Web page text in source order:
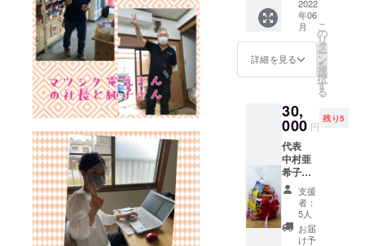
スト
カード
（PDF)
と通信
直近12
次、お
ひとり
おひと
りに大
切に
メール
でお送
りしま
す。 ひ
なた
ぼっこ
セッ
ト）＋
ひなた
ぼっこ
からの
感謝の
お手紙
降、順
次、お
ひとり
おひと
りに大
切に郵
送でお
届しま
す。 ＊
駄菓子
の詰め
2022
年06
月
詳細を見る
こ
の
リ
タ
ー
ン
を
選
択
す
る
30,
000 円
残り5
代表
中村亜
希子の
ビジネ
スコー
チン
グ 30
分×2回
支援
者：
5人
お届
け予